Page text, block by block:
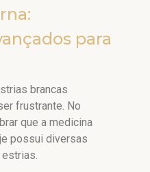
para
brancas
frustrante. No
que a medicina
possui diversas